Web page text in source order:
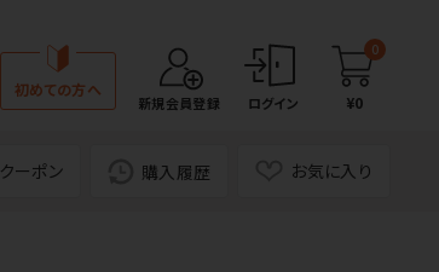
初めての方へ
新規会員登録 ログイン
0
¥0
クーポン 購入履歴 お気に入り